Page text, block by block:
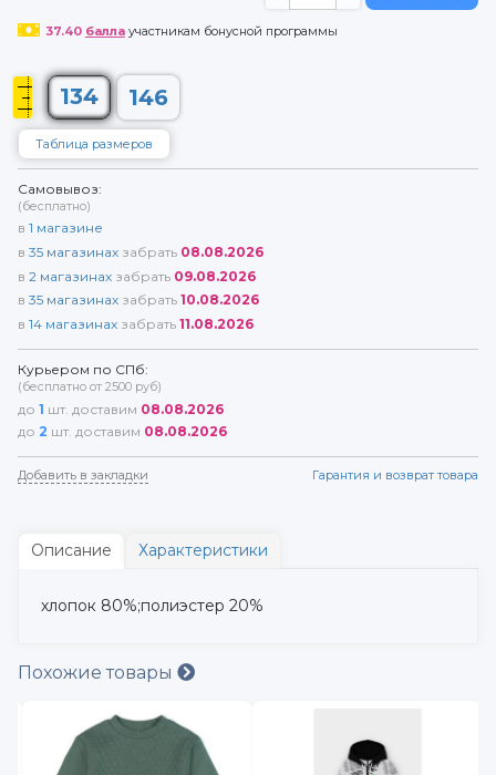
37.40 баллаучастникам бонусной программы
134 146
Таблица размеров
Самовывоз:
(бесплатно)
в 1 магазине
в 35 магазинах забрать 08.08.2026
в 2 магазинах забрать 09.08.2026
в 35 магазинах забрать 10.08.2026
в 14 магазинах забрать 11.08.2026
Курьером по СПб:
(бесплатно от 2500 руб)
до 1 шт. доставим 08.08.2026
до 2 шт. доставим 08.08.2026
Добавить в закладки Гарантия и возврат товара
Описание Характеристики
хлопок 80%;полиэстер 20%
Похожие товары